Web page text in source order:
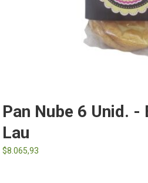
Pan Nube 6 Unid. -
Lau
$8.065,93